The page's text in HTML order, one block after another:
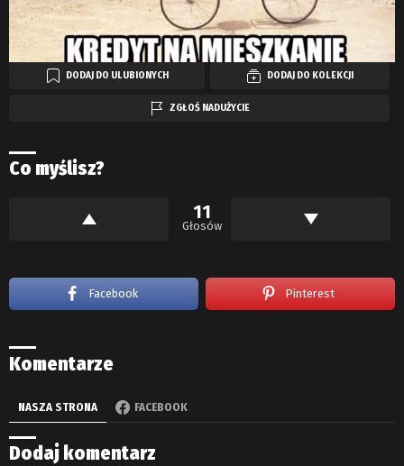
DODAJ DO ULUBIONYCH DODAJ DO KOLEKCJI
ZGŁOŚ NADUŻYCIE
Co myślisz?
11
Głosów
Facebook Pinterest
Komentarze
NASZA STRONA FACEBOOK
Dodaj komentarz